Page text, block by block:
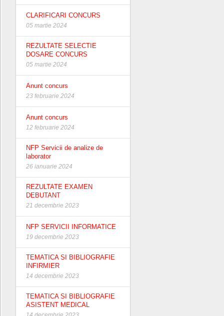
CLARIFICARI CONCURS
05 martie 2024
REZULTATE SELECTIE
DOSARE CONCURS
05 martie 2024
Anunt concurs
23 februarie 2024
Anunt concurs
12 februarie 2024
NFP Servicii de analize de
laborator
26 ianuarie 2024
REZULTATE EXAMEN
DEBUTANT
21 decembrie 2023
NFP SERVICII INFORMATICE
19 decembrie 2023
TEMATICA SI BIBLIOGRAFIE
INFIRMIER
14 decembrie 2023
TEMATICA SI BIBLIOGRAFIE
ASISTENT MEDICAL